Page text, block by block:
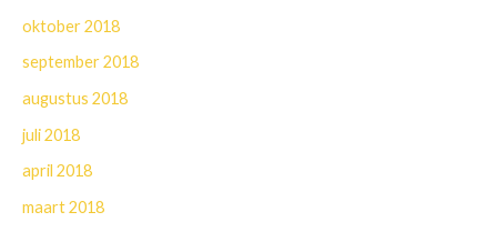
oktober 2018
september 2018
augustus 2018
juli 2018
april 2018
maart 2018